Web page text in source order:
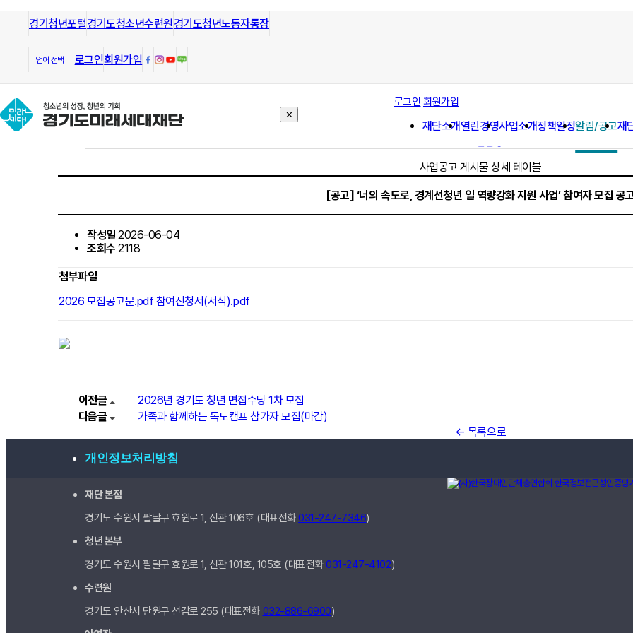
경기청년포털경기도청소년수련원경기도청년노동자통장
언어 선택 로그인회원가입
✕
로그인 회원가입
재단소개열린경영사업소개정책일정알림/공고재
모든 방향으로 열린길과 그길을 안내하는
경기도미래세대재단
사업공고
사업공고 게시물 상세 테이블
[공고] ‘너의 속도로, 경계선청년 일 역량강화 지원 사업’ 참여자 모집 공
작성일 2026-06-04
조회수 2118
첨부파일
2026 모집공고문.pdf 참여신청서(서식).pdf
이전글
2026년 경기도 청년 면접수당 1차 모집
다음글
가족과 함께하는 독도캠프 참가자 모집(마감)
← 목록으로
개인정보처리방침
재단 본점
경기도 수원시 팔달구 효원로 1, 신관106호 (대표전화031-247-7346)
청년 본부
경기도 수원시 팔달구 효원로 1, 신관101호, 105호 (대표전화031-247-4102)
수련원
경기도 안산시 단원구 선감로 255 (대표전화 032-886-6900)